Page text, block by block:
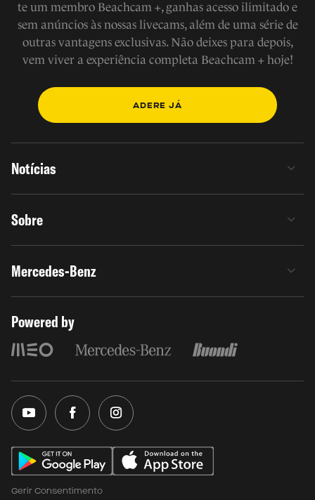
te um membro Beachcam +, ganhas acesso ilimitado e
sem anúncios às nossas livecams, além de uma série de
outras vantagens exclusivas. Não deixes para depois,
vem viver a experiência completa Beachcam + hoje!
ADERE JÁ
Notícias
Sobre
Mercedes-Benz
Powered by
Gerir Consentimento